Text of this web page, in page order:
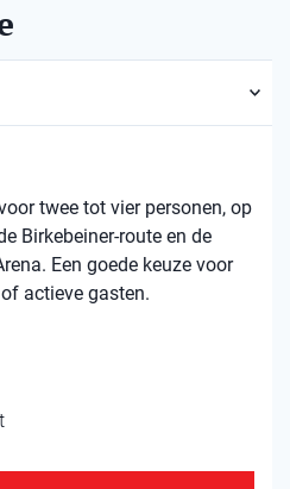
twee tot vier personen, op
Birkebeiner-route en de
Een goede keuze voor
actieve gasten.